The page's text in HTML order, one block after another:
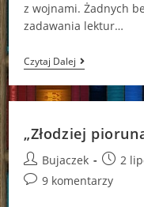
z wojnami. Żadnych
zadawania lektur…
Czytaj Dalej„Morze
Potworów”
–
Rick
„Złodziej
Post
author:
Bujaczek
Post2
Post9 komentarzy